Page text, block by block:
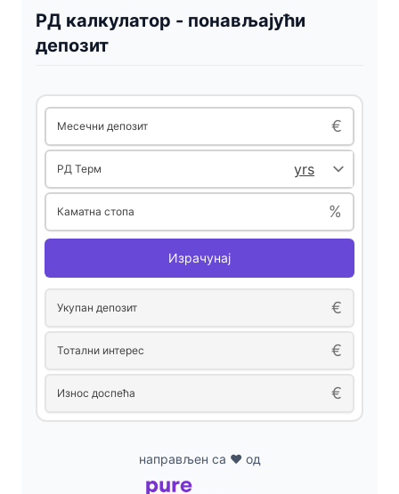
РД калкулатор - понављајући
депозит
Месечни депозит €
РД Терм
Каматна стопа %
Израчунај
Укупан депозит €
Тотални интерес €
Износ доспећа €
направљен са ❤ од